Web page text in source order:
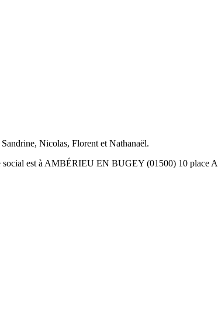
Nicolas, Florent et Nathanaël.
est à AMBÉRIEU EN BUGEY (01500) 10 place